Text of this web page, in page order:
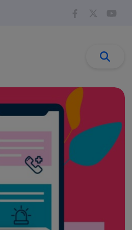
Buscar